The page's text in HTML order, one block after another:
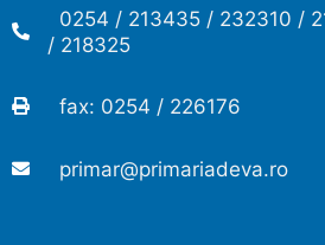
0254 / 213435 / 232310 /
/ 218325
fax: 0254 / 226176
primar@primariadeva.ro